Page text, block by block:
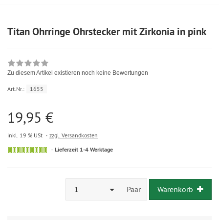
Titan Ohrringe Ohrstecker mit Zirkonia in pink
Zu diesem Artikel existieren noch keine Bewertungen
Art.Nr.: 1655
19,95 €
inkl. 19 % USt zzgl. Versandkosten
Lieferzeit 1-4 Werktage
1 Paar Warenkorb